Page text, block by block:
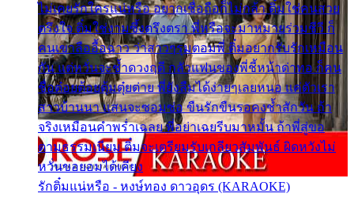
ไม่เคยรักใครแน่หรือ อยากเชื่อถือก็ไม่กล้า ติ๋มใช่คนสวย
ตรึงใจ ติ๋มใช่งามซึ้งตรึงตรา พี่หรือจะมาหมายร่วมชีวี ก็
คนเขาลืออื้อฉาว ว่าสาวๆรุมตอมพี่ ติ๋มอยากรับรักเหมือน
กัน แต่หวั่นจะช้ำดวงฤดี กลัวแฟนของพี่ชี้หน้าด่าทอ ก็คน
ชื่อต๋อยต้อยตุ้มตุ๋ยต่าย พี่ยังลืมได้ง่ายๆเลยหนอ แค่ตัวเรา
สาวบ้านนา แสนจะซอมซ่อ ขืนรักขืนรอคงช้ำสักวัน ถ้า
จริงเหมือนคำพร่ำเฉลย พี่อย่าเฉยรีบมาหมั้น ถ้าพี่สู่ขอ
ตามธรรมเนียม ติ๋มจะเตรียมรับเกลียวสัมพันธ์ ผิดหวังไม่
หวั่นขอยอมได้เคียง
รักติ๋มแน่หรือ - หงษ์ทอง ดาวอุดร (KARAOKE)